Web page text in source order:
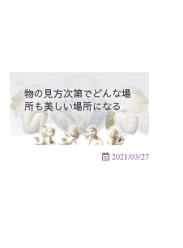
物の見方次第でどんな場
所も美しい場所になる
2021/03/27